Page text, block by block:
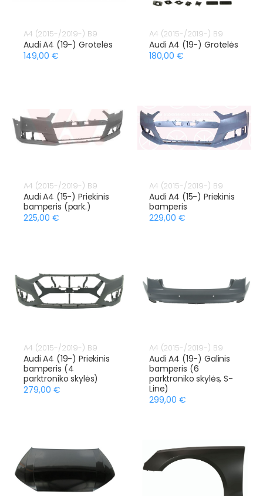
A4 (2015-/2019-) B9
Audi A4 (19-) Grotelės
149,00 €
A4 (2015-/2019-) B9
Audi A4 (19-) Grotelės
180,00 €
A4 (2015-/2019-) B9
Audi A4 (15-) Priekinis
bamperis (park.)
225,00 €
A4 (2015-/2019-) B9
Audi A4 (15-) Priekinis
bamperis
229,00 €
A4 (2015-/2019-) B9
Audi A4 (19-) Priekinis
bamperis (4
parktroniko skylės)
279,00 €
A4 (2015-/2019-) B9
Audi A4 (19-) Galinis
bamperis (6
parktroniko skylės, S-
Line)
299,00 €